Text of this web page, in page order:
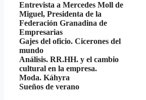
Entrevista a Mercedes Moll de
Miguel, Presidenta de la
Federación Granadina de
Empresarias
Gajes del oficio. Cicerones del
mundo
Análisis. RR.HH. y el cambio
cultural en la empresa.
Moda. Káhyra
Sueños de verano